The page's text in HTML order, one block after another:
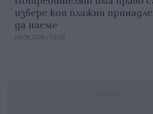
избере кои плажни
да наеме
09.08.2026 / 18:00